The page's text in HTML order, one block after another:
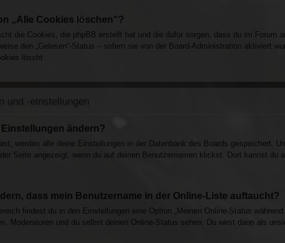
„Alle Cookies löschen“?
die Cookies, die phpBB erstellt hat und die dafür sorgen, dass du im Forum
den „Gelesen“-Status – sofern sie von der Board-Administration aktiviert
löscht.
und -einstellungen
ändern?
werden alle deine Einstellungen in der Datenbank des Boards gespeichert.
Seite angezeigt, wenn du auf deinen Benutzernamen klickst. Dort kannst du
dass mein Benutzername in der Online-Liste auftaucht?
findest du in den Einstellungen eine Option „Meinen Online-Status
Moderatoren und du selbst deinen Online-Status sehen. Du wirst dann als